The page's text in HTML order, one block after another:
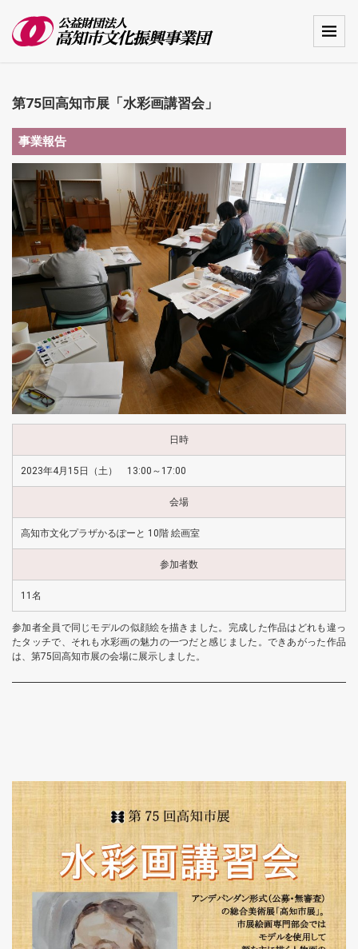
第75回高知市展「水彩画講習会」
事業報告
日時
2023年4月15日（土） 13:00～17:00
会場
高知市文化プラザかるぽーと 10階 絵画室
参加者数
11名
参加者全員で同じモデルの似顔絵を描きました。完成した作品はどれも違っ
たタッチで、それも水彩画の魅力の一つだと感じました。できあがった作品
は、第75回高知市展の会場に展示しました。